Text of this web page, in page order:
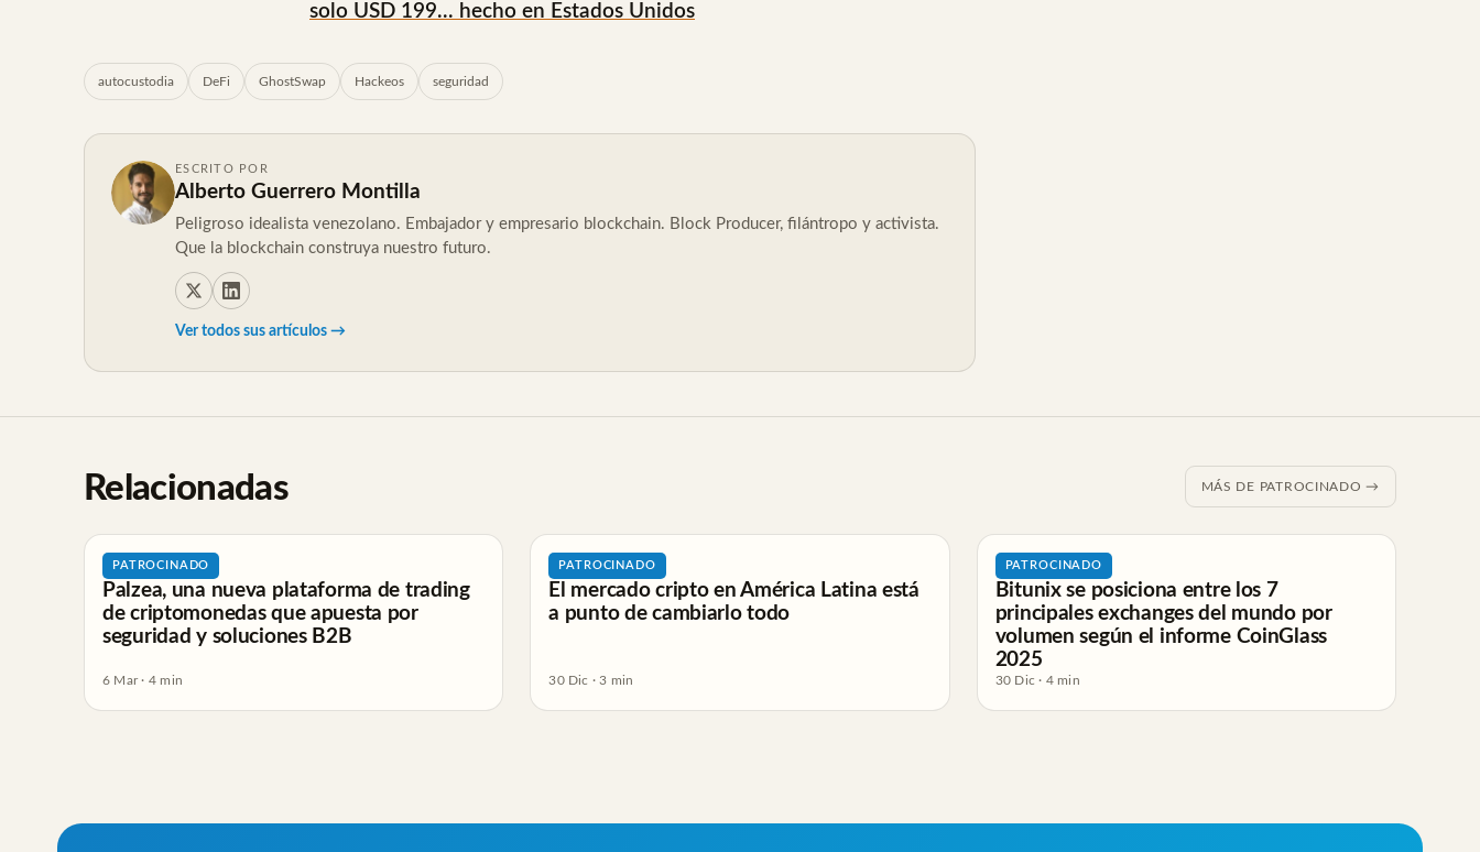
solo USD 199... hecho en Estados Unidos
autocustodia DeFi GhostSwap Hackeos seguridad
ESCRITO POR
Alberto Guerrero Montilla
Peligroso idealista venezolano. Embajador y empresario blockchain. Block Producer, filántropo y activista.
Que la blockchain construya nuestro futuro.
Ver todos sus artículos →
Relacionadas MÁS DE PATROCINADO →
PATROCINADO
Palzea, una nueva plataforma de trading
de criptomonedas que apuesta por
seguridad y soluciones B2B
6 Mar · 4 min
PATROCINADO
El mercado cripto en América Latina está
a punto de cambiarlo todo
30 Dic · 3 min
PATROCINADO
Bitunix se posiciona entre los 7
principales exchanges del mundo por
volumen según el informe CoinGlass
2025
30 Dic · 4 min